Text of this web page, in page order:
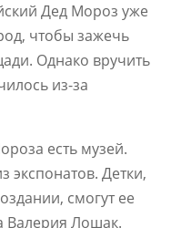
Дед Мороз уже
чтобы зажечь
Однако вручить
из-за
есть музей.
экспонатов. Детки,
смогут ее
Валерия Лошак.